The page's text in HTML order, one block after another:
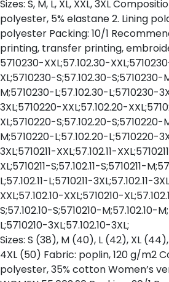
Sizes: S, M, L, XL, XXL, 3XL
polyester, 5% elastane 2. Lining
polyester Packing: 10/1
printing, transfer printing,
5710230-XXL;57.102.30-
XL;5710230-S;57.102.30-S;5710230-
M;5710230-L;57.102.30-L;5710230-
3XL;5710220-XXL;57.102.20-
XL;5710220-S;57.102.20-S;5710220-
M;5710220-L;57.102.20-L;5710220-
3XL;5710211-XXL;57.102.11-
XL;5710211-S;57.102.11-S;5710211-
L;57.102.11-L;5710211-3XL;57.102.11-
XXL;57.102.10-XXL;5710210-
S;57.102.10-S;5710210-M;57.102.10-
L;5710210-3XL;57.102.10-3XL;
Sizes: S (38), M (40), L (42), XL
4XL (50) Fabric: poplin, 120 g/m2
polyester, 35% cotton Women’s